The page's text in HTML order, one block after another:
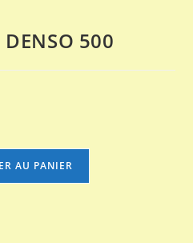
DENSO 500
AU PANIER